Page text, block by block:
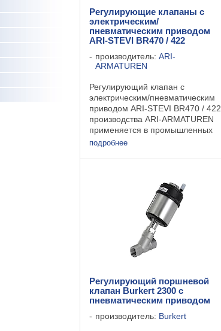
Регулирующие клапаны с
электрическим/
пневматическим приводом
ARI-STEVI BR470 / 422
производитель: ARI-
ARMATUREN
Регулирующий клапан с
электрическим/пневматическим
приводом ARI-STEVI BR470 / 422
производства ARI-ARMATUREN
применяется в промышленных
установках, автоматизации
строительстве установок и
подробнее
Регулирующий поршневой
клапан Burkert 2300 с
пневматическим приводом
производитель: Burkert